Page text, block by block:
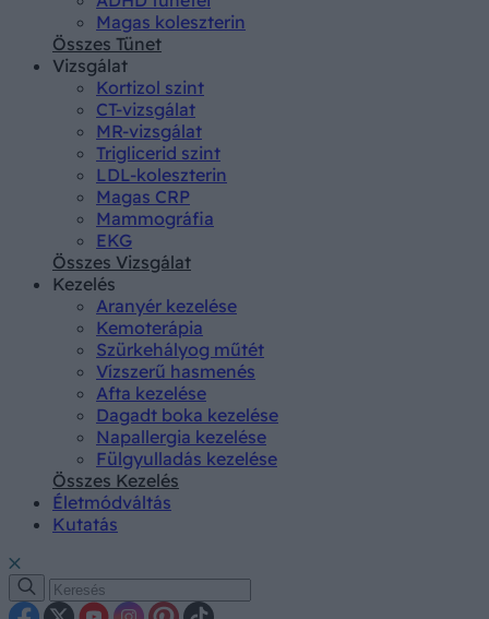
Magas koleszterin
Összes Tünet
Vizsgálat
Kortizol szint
CT-vizsgálat
MR-vizsgálat
Triglicerid szint
LDL-koleszterin
Magas CRP
Mammográfia
EKG
Összes Vizsgálat
Kezelés
Aranyér kezelése
Kemoterápia
Szürkehályog műtét
Vízszerű hasmenés
Afta kezelése
Dagadt boka kezelése
Napallergia kezelése
Fülgyulladás kezelése
Összes Kezelés
Életmódváltás
Kutatás